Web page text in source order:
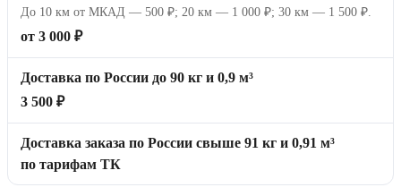
До 10 км от МКАД — 500 ₽; 20 км — 1 000 ₽; 30 км — 1 500 ₽.
от 3 000 ₽
Доставка по России до 90 кг и 0,9 м³
3 500 ₽
Доставка заказа по России свыше 91 кг и 0,91 м³
по тарифам ТК